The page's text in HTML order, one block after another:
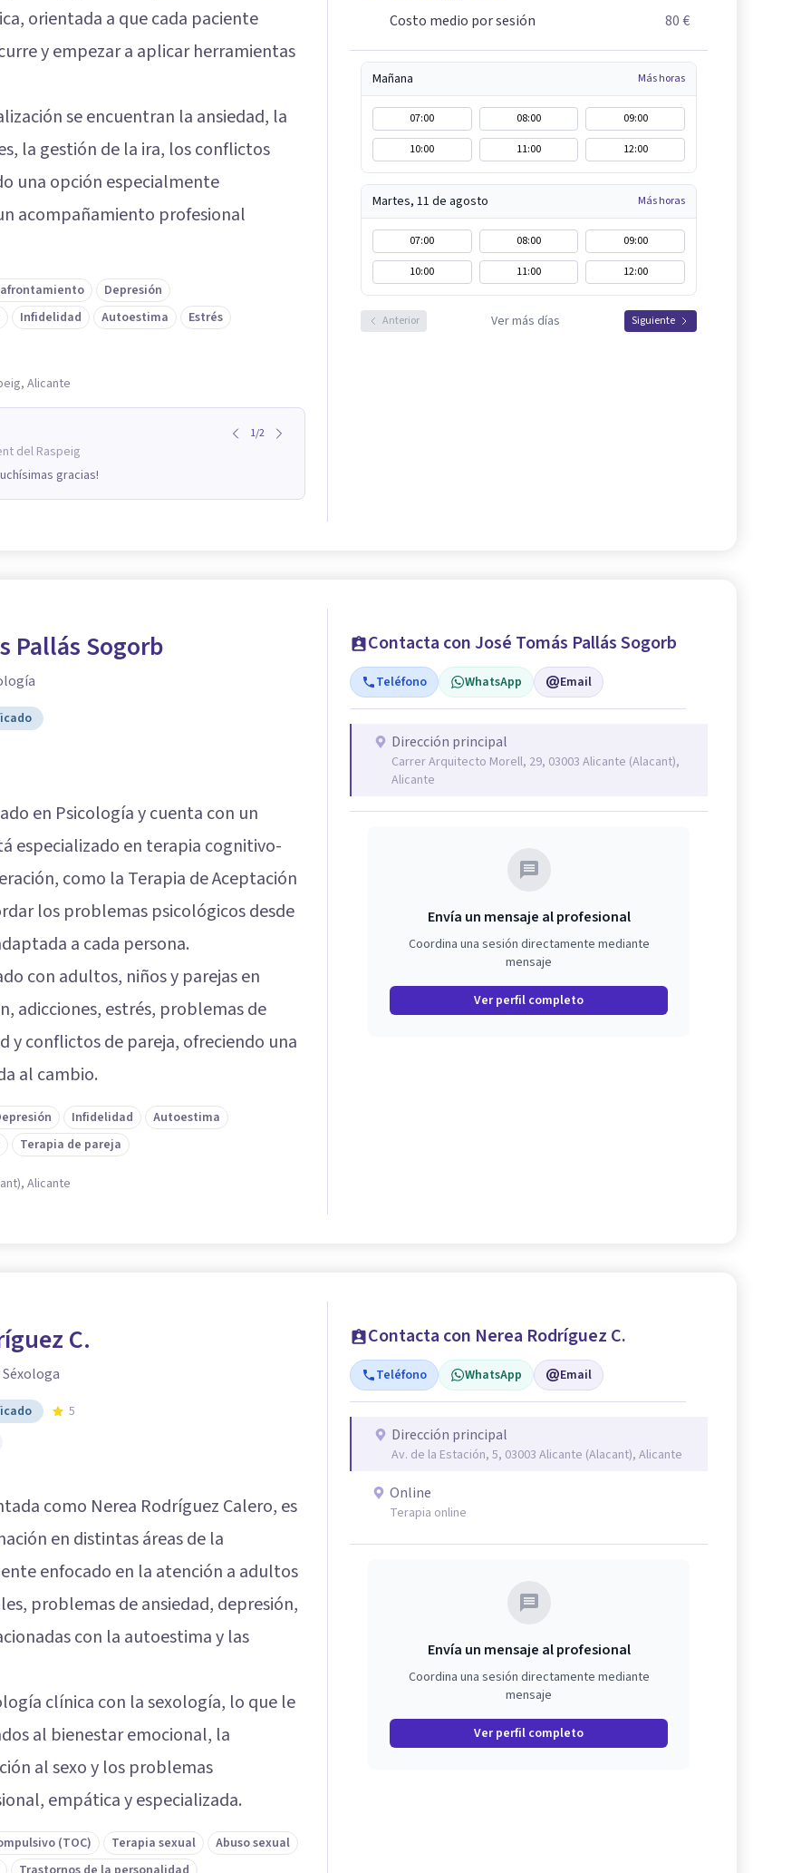
orientada a que cada paciente
y empezar a aplicar herramientas
se encuentran la ansiedad, la
la gestión de la ira, los conflictos
una opción especialmente
acompañamiento profesional
Depresión
Infidelidad Autoestima
Estrés
Alicante
1/2
del Raspeig
gracias!
Costo medio por sesión
80 €
Mañana Más horas
07:00 08:00
09:00
10:00
11:00 12:00
Martes, 11 de agosto Más horas
07:00 08:00
09:00
10:00
11:00 12:00
Anterior Ver más días Siguiente
Pallás Sogorb
en Psicología y cuenta con un
especializado en terapia cognitivo-
como la Terapia de Aceptación
los problemas psicológicos desde
a cada persona.
con adultos, niños y parejas en
adicciones, estrés, problemas de
y conflictos de pareja, ofreciendo una
al cambio.
Infidelidad
Autoestima
Terapia de pareja
Alicante
Contacta con José Tomás Pallás Sogorb
Teléfono WhatsApp Email
Dirección principal
Carrer Arquitecto Morell, 29, 03003 Alicante (Alacant),
Alicante
Envía un mensaje al profesional
Coordina una sesión directamente mediante
mensaje
Ver perfil completo
C.
5
como Nerea Rodríguez Calero, es
en distintas áreas de la
enfocado en la atención a adultos
problemas de ansiedad, depresión,
con la autoestima y las
clínica con la sexología, lo que le
al bienestar emocional, la
al sexo y los problemas
empática y especializada.
(TOC) Terapia sexual
Abuso sexual
Contacta con Nerea Rodríguez C.
Teléfono WhatsApp Email
Dirección principal
Av. de la Estación, 5, 03003 Alicante (Alacant), Alicante
Online
Terapia online
Envía un mensaje al profesional
Coordina una sesión directamente mediante
mensaje
Ver perfil completo